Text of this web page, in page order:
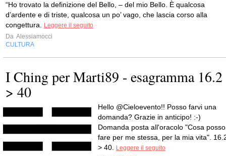
“Ho trovato la definizione del Bello, – del mio Bello. È qualcosa
d’ardente e di triste, qualcosa un po’ vago, che lascia corso alla
congettura.
Leggere il seguito
Da Alessiamocci
CULTURA
I Ching per Marti89 - esagramma 16.2
> 40
Hello @Cieloevento!! Posso farvi una
domanda? Grazie in anticipo! :-)
Domanda posta all'oracolo "Cosa posso
fare per me stessa, per la mia vita".
> 40.
Leggere il seguito